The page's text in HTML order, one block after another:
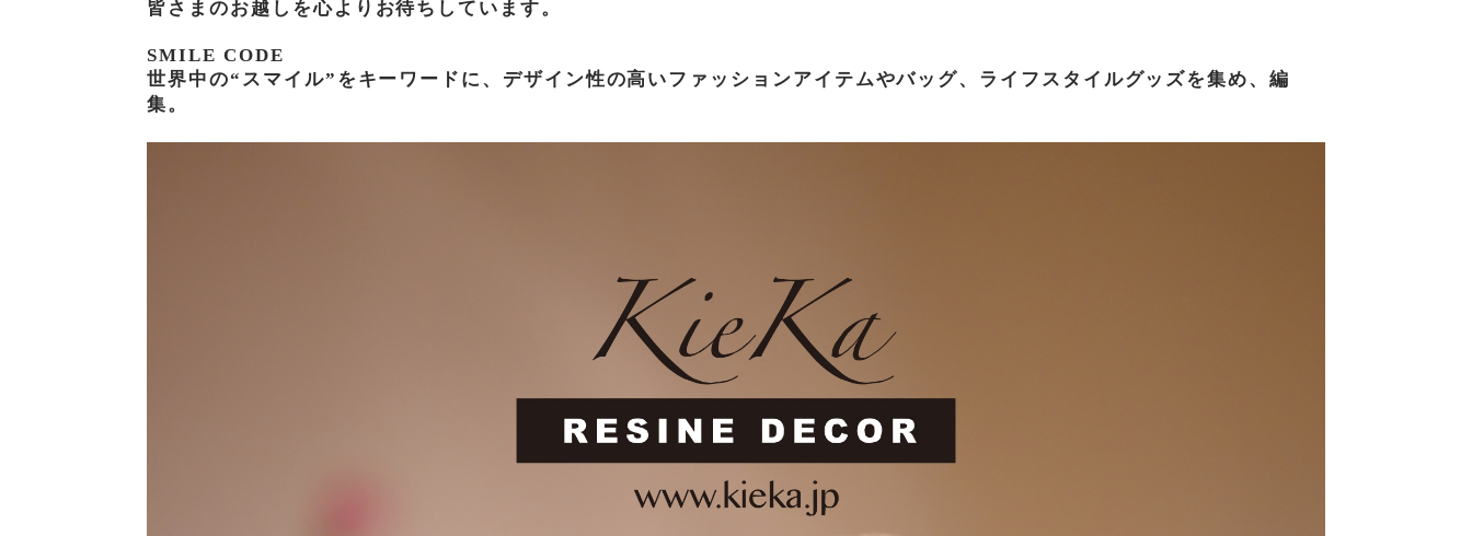
皆さまのお越しを心よりお待ちしています。
SMILE CODE
世界中の“スマイル”をキーワードに、デザイン性の高いファッションアイテムやバッグ、ライフスタイルグッズを集め、編
集。